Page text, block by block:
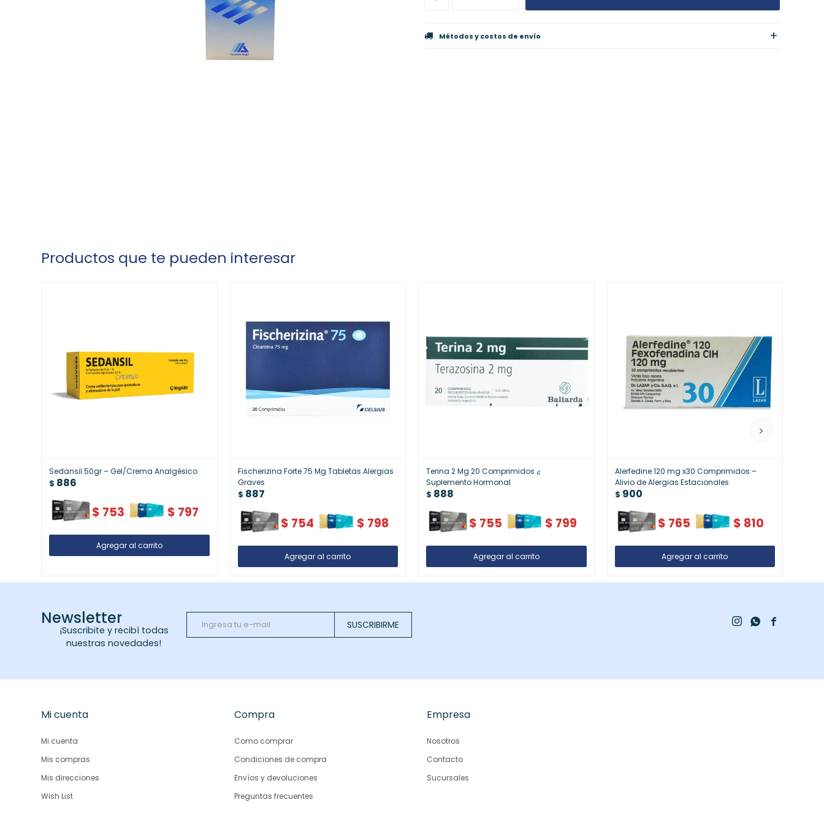
Métodos y costos de envío
Productos que te pueden interesar
Sedansil 50gr – Gel/Crema Analgésico
$ 886
$ 753 $ 797
Fischerizina Forte 75 Mg Tabletas Alergias
Graves
$ 887
$ 754 $ 798
Terina 2 Mg 20 Comprimidos ¿
Suplemento Hormonal
$ 888
$ 755 $ 799
Alerfedine 120 mg x30 Comprimidos –
Alivio de Alergias Estacionales
$ 900
$ 765 $ 810
Newsletter
¡Suscribite y recibí todas
nuestras novedades!
SUSCRIBIRME 
 
Mi cuenta
Mi cuenta
Mis compras
Mis direcciones
Wish List
Compra
Como comprar
Condiciones de compra
Envíos y devoluciones
Preguntas frecuentes
Empresa
Nosotros
Contacto
Sucursales